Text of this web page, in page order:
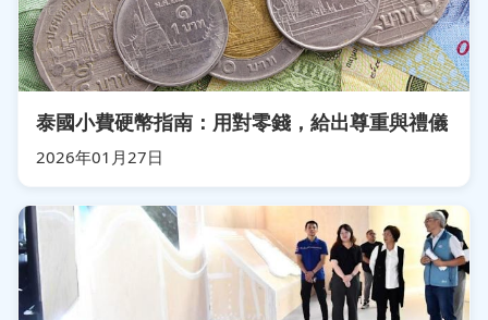
泰國小費硬幣指南：用對零錢，給出尊重與禮儀
2026年01月27日